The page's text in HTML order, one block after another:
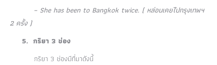
– She has been to Bangkok twice. ( หล่อนเคยไปกรุงเทพฯ
2 ครั้ง )
5. กริยา 3 ช่อง
กริยา 3 ช่องมีที่มาดังนี้